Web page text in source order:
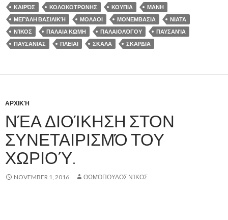
ΚΑΙΡΌΣ
ΚΟΛΟΚΟΤΡΩΝΗΣ ΚΟΥΠΙΑ
ΜΑΝΗ
ΜΕΓΆΛΗ ΒΑΣΙΛΙΚΉ
ΜΟΛΑΟΙ ΜΟΝΕΜΒΑΣΙΑ
ΝΙΑΤΑ
ΝΊΚΟΣ
ΠΑΛΑΙΑ ΚΩΜΗ ΠΑΛΑΙΟΛΌΓΟΥ
ΠΑΥΣΑΝΊΑ
ΠΑΥΣΑΝΙΑΣ
ΠΛΕΙΑΙ ΣΚΑΛΑ ΣΚΑΡΔΙΑ
ΑΡΧΙΚΉ
ΝΈΑ ΔΙΟΊΚΗΣΗ ΣΤΟΝ
ΣΥΝΕΤΑΙΡΙΣΜΌ ΤΟΥ
ΧΩΡΙΟΎ.
NOVEMBER 1, 2016 ΘΩΜΌΠΟΥΛΟΣ ΝΊΚΟΣ